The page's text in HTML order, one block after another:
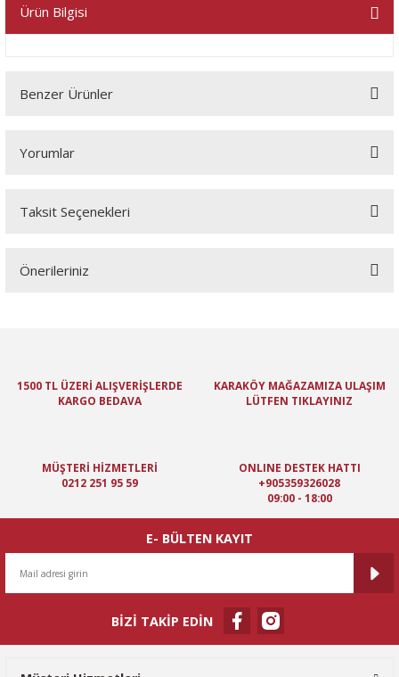
Ürün Bilgisi
Benzer Ürünler
Yorumlar
Taksit Seçenekleri
Önerileriniz
Ürün resmi kalitesiz, bozuk veya görüntülenemiyor.
Ürün bilgilerinde hatalar bulunuyor.
Ürün fiyatı diğer sitelerden daha pahalı.
Gönder
1500 TL ÜZERİ ALIŞVERİŞLERDE
KARGO BEDAVA
KARAKÖY MAĞAZAMIZA ULAŞIM
LÜTFEN TIKLAYINIZ
MÜŞTERİ HİZMETLERİ
0212 251 95 59
ONLINE DESTEK HATTI
+905359326028
09:00 - 18:00
E- BÜLTEN KAYIT
BİZİ TAKİP EDİN